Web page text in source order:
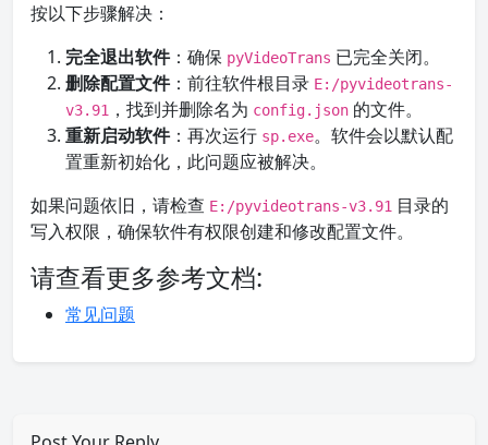
按以下步骤解决：
完全退出软件：确保 pyVideoTrans 已完全关闭。
删除配置文件：前往软件根目录 E:/pyvideotrans-
v3.91 ，找到并删除名为 config.json 的文件。
重新启动软件：再次运行 sp.exe。软件会以默认配
置重新初始化，此问题应被解决。
如果问题依旧，请检查 E:/pyvideotrans-v3.91 目录的
写入权限，确保软件有权限创建和修改配置文件。
请查看更多参考文档:
常见问题